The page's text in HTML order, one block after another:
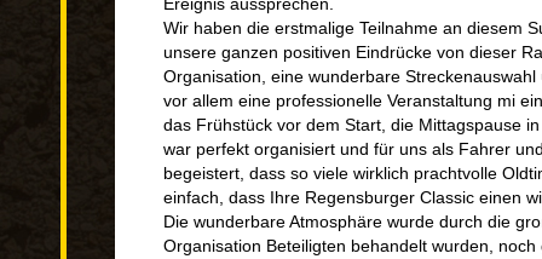
Wir haben die erstmalige Teilnahme an diesem
unsere ganzen positiven Eindrücke von dieser
Organisation, eine wunderbare
vor allem eine professionelle Veranstaltung mi
das Frühstück vor dem Start, die Mittagspause
war perfekt organisiert und für uns als Fahrer
begeistert, dass so viele wirklich prachtvolle
einfach, dass Ihre Regensburger Classic einen
Die wunderbare Atmosphäre wurde durch die
Organisation Beteiligten behandelt wurden,